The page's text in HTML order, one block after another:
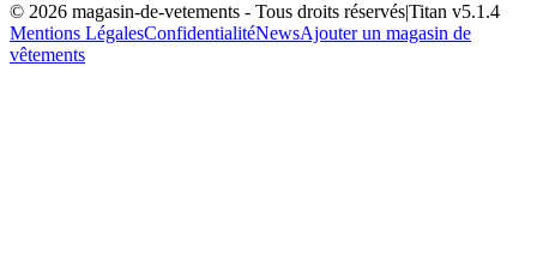
© 2026 magasin-de-vetements - Tous droits réservés|Titan v5.1.4
Mentions LégalesConfidentialitéNewsAjouter un magasin de
vêtements